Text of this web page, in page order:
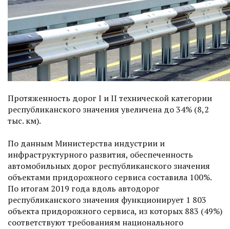
Протяженность дорог I и II технической категории
республиканского значения увеличена до 34% (8,2
тыс. км).
По данным Министерства индустрии и
инфраструктурного развития, обеспеченность
автомобильных дорог республиканского значения
объектами придорожного сервиса составила 100%.
По итогам 2019 года вдоль автодорог
республиканского значения функционирует 1 803
объекта придорожного сервиса, из которых 883 (49%)
соответствуют требованиям национального